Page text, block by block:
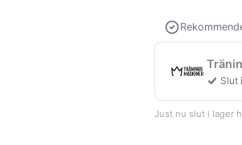
Slut
Just nu slut i lager